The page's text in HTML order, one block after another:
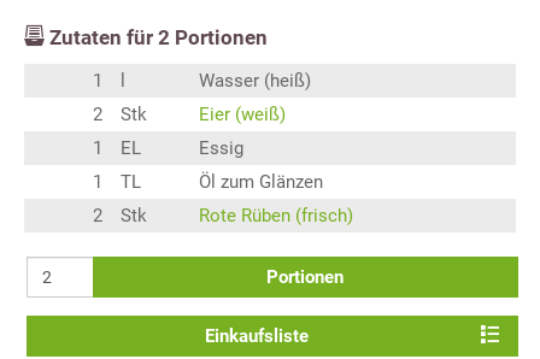
Zutaten für 2 Portionen
1
Wasser (heiß)
2
Stk
Eier (weiß)
1
EL
Essig
1
TL
Öl zum Glänzen
2
Stk Rote Rüben (frisch)
Portionen
Einkaufsliste